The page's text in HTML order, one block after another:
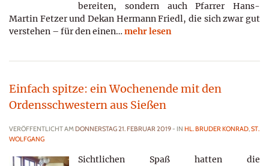
bereiten, sondern auch Pfarrer Hans-
Martin Fetzer und Dekan Hermann Friedl, die sich zwar gut
verstehen – für den einen… mehr lesen
Einfach spitze: ein Wochenende mit den
Ordensschwestern aus Sießen
VERÖFFENTLICHT AM DONNERSTAG 21. FEBRUAR 2019- IN HL. BRUDER KONRAD,ST.
WOLFGANG
Sichtlichen Spaß hatten die